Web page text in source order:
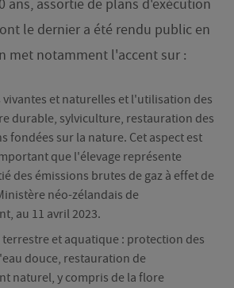
ans, assortie de plans d'exécution
le dernier a été rendu public en
met notamment l'accent sur :
vivantes et naturelles et l'utilisation des
durable, sylviculture, restauration des
fondées sur la nature. Cet aspect est
que l'élevage représente
des émissions brutes de gaz à effet de
néo-zélandais de
au 11 avril 2023.
et aquatique : protection des
douce, restauration de
naturel, y compris de la flore